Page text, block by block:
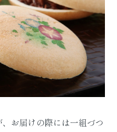
お届けの際には一組づつ